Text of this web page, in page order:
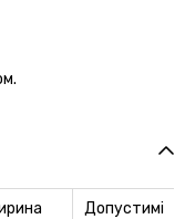
Допустимі